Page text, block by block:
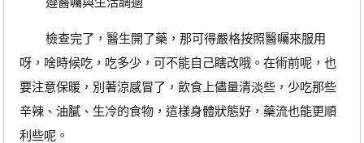
檢查完了，醫生開了藥，那可得嚴格按照醫囑來服用
呀，啥時候吃，吃多少，可不能自己瞎改哦。在術前呢，也
要注意保暖，別著涼感冒了，飲食上儘量清淡些，少吃那些
辛辣、油膩、生冷的食物，這樣身體狀態好，藥流也能更順
利些呢。